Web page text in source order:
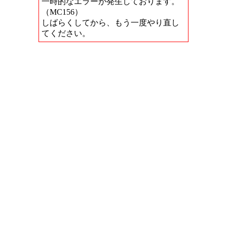
（MC156）
しばらくしてから、もう一度やり直し
てください。